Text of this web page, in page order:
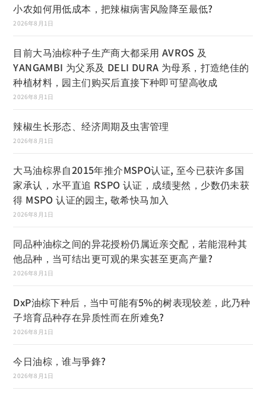
小农如何用低成本，把辣椒病害风险降至最低?
2026年8月1日
目前大马油棕种子生产商大都采用 AVROS 及
YANGAMBI 为父系及 DELI DURA 为母系，打造绝佳的
种植材料，园主们购买后直接下种即可望高收成
2026年8月1日
辣椒生长形态、经济周期及虫害管理
2026年8月1日
大马油棕界自2015年推介MSPO认证, 至今已获许多国
家承认，水平直追 RSPO 认证，成绩斐然，少数仍未获
得 MSPO 认证的园主, 敬希快马加入
2026年8月1日
同品种油棕之间的异花授粉仍属近亲交配，若能混种其
他品种，当可结出更可观的果实甚至更高产量?
2026年8月1日
DxP油棕下种后，当中可能有5%的树表现较差，此乃种
子培育品种存在异质性而在所难免?
2026年8月1日
今日油棕，谁与爭鋒?
2026年8月1日